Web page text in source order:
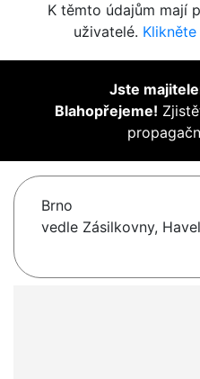
K těmto údajům mají
uživatelé.
Jste
Blahopřejeme!
Brno
vedle Zásilkovny,